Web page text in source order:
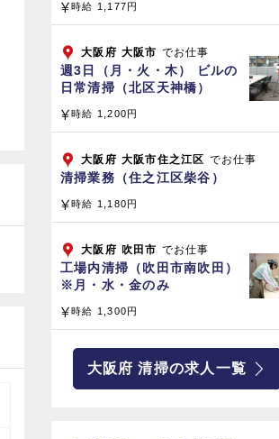
時給 1,177円
大阪府 大阪市 でお仕事
週3日（月・火・木） ビルの
日常清掃（北区天神橋）
時給 1,200円
大阪府 大阪市住之江区 でお仕事
清掃業務（住之江区柴谷）
時給 1,180円
大阪府 吹田市 でお仕事
工場内清掃（吹田市南吹田）
※月・水・金のみ
時給 1,300円
大阪府 清掃の求人一覧